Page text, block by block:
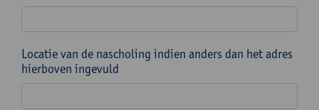
Locatie van de nascholing indien anders dan het adres
hierboven ingevuld